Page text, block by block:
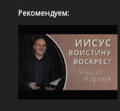
Рекомендуем: